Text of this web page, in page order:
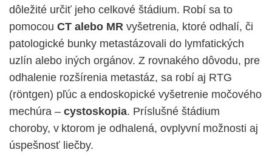
dôležité určiť jeho celkové štádium. Robí sa to
pomocou CT alebo MR vyšetrenia, ktoré odhalí, či
patologické bunky metastázovali do lymfatických
uzlín alebo iných orgánov. Z rovnakého dôvodu, pre
odhalenie rozšírenia metastáz, sa robí aj RTG
(röntgen) pľúc a endoskopické vyšetrenie močového
mechúra – cystoskopia. Príslušné štádium
choroby, v ktorom je odhalená, ovplyvní možnosti aj
úspešnosť liečby.